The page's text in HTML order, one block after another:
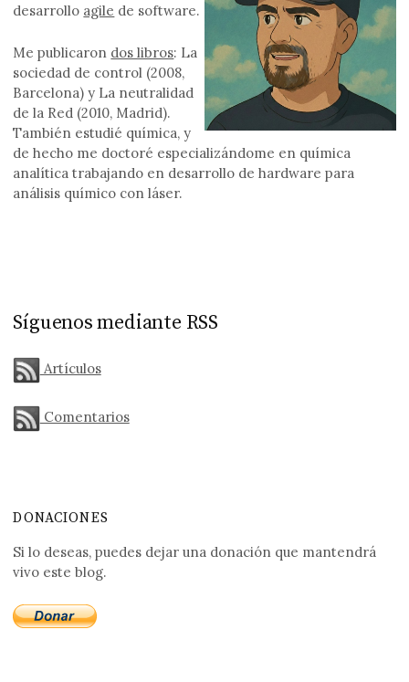
desarrollo agile de software.
Me publicaron dos libros: La
sociedad de control (2008,
Barcelona) y La neutralidad
de la Red (2010, Madrid).
También estudié química, y
de hecho me doctoré especializándome en química
analítica trabajando en desarrollo de hardware para
análisis químico con láser.
Síguenos mediante RSS
Artículos
Comentarios
DONACIONES
Si lo deseas, puedes dejar una donación que mantendrá
vivo este blog.